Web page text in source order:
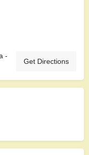
-
Get Directions